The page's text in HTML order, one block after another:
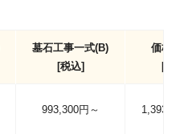
墓石工事一式(B)
[税込]
価格
[税
993,300円～